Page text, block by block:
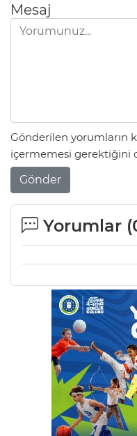
Mesaj
Gönderilen yorumların
içermemesi gerektiğini
Gönder
Yorumlar (